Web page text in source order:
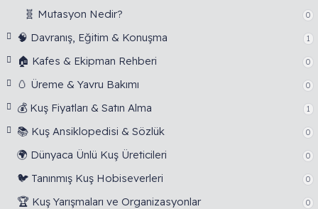
🧬 Mutasyon Nedir? 0
🧠 Davranış, Eğitim & Konuşma 1
🏠 Kafes & Ekipman Rehberi 0
🥚 Üreme & Yavru Bakımı 0
💰 Kuş Fiyatları & Satın Alma 1
📚 Kuş Ansiklopedisi & Sözlük 0
🌍 Dünyaca Ünlü Kuş Üreticileri 0
🐦 Tanınmış Kuş Hobiseverleri 0
🏆 Kuş Yarışmaları ve Organizasyonlar 0